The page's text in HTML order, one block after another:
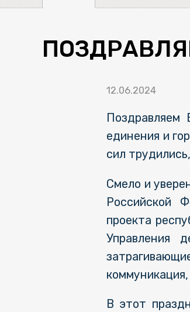
12.06.2024
Поздравляем
единения и
сил
Смело и
Российской
проекта
Управления
В этот